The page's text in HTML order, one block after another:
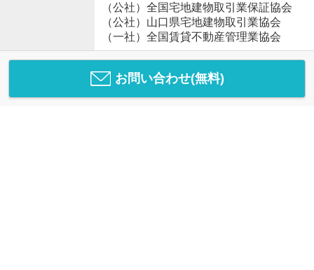
（公社）全国宅地建物取引業保証協会
（公社）山口県宅地建物取引業協会
（一社）全国賃貸不動産管理業協会
お問い合わせ(無料)